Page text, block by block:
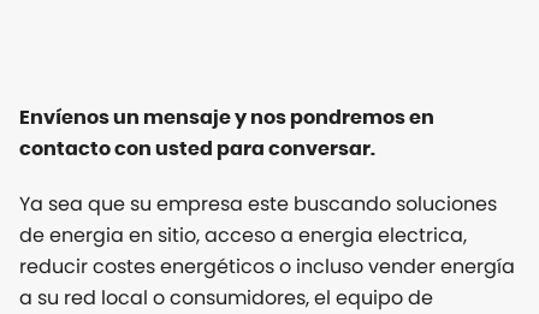
Envíenos un mensaje y nos pondremos en
contacto con usted para conversar.
Ya sea que su empresa este buscando soluciones
de energia en sitio, acceso a energia electrica,
reducir costes energéticos o incluso vender energía
a su red local o consumidores, el equipo de